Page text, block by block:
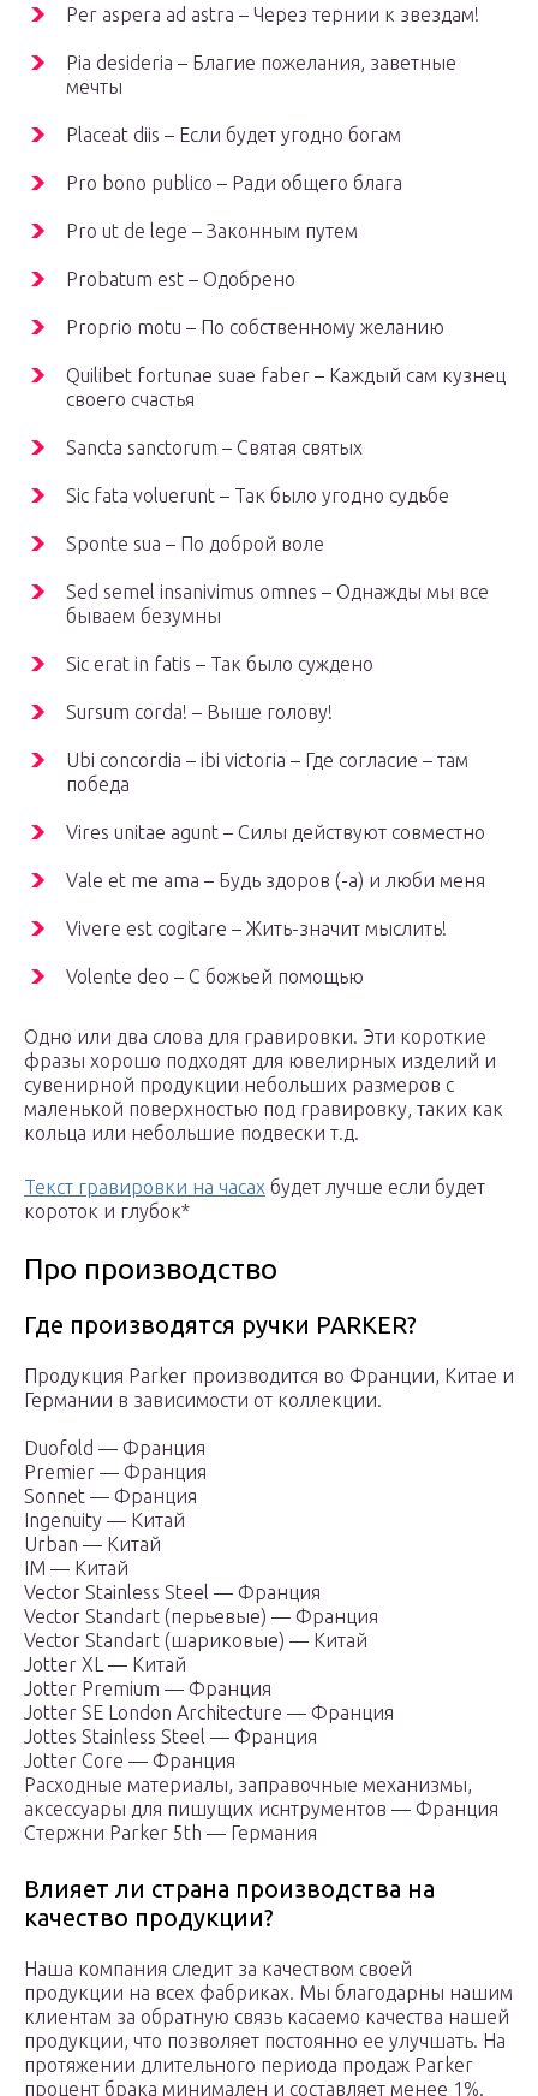
Per aspera ad astra – Через тернии к звездам!
Pia desideria – Благие пожелания, заветные
мечты
Placeat diis – Если будет угодно богам
Pro bono publico – Ради общего блага
Pro ut de lege – Законным путем
Probatum est – Одобрено
Proprio motu – По собственному желанию
Quilibet fortunae suae faber – Каждый сам кузнец
своего счастья
Sancta sanctorum – Святая святых
Sic fata voluerunt – Так было угодно судьбе
Sponte sua – По доброй воле
Sed semel insanivimus omnes – Однажды мы все
бываем безумны
Sic erat in fatis – Так было суждено
Sursum corda! – Выше голову!
Ubi concordia – ibi victoria – Где согласие – там
победа
Vires unitae agunt – Силы действуют совместно
Vale et me ama – Будь здоров (-а) и люби меня
Vivere est cogitare – Жить-значит мыслить!
Volente deo – С божьей помощью
Одно или два слова для гравировки. Эти короткие
фразы хорошо подходят для ювелирных изделий и
сувенирной продукции небольших размеров с
маленькой поверхностью под гравировку, таких как
кольца или небольшие подвески т.д.
Текст гравировки на часах будет лучше если будет
короток и глубок*
Про производство
Где производятся ручки PARKER?
Продукция Parker производится во Франции, Китае и
Германии в зависимости от коллекции.
Duofold — Франция
Premier — Франция
Sonnet — Франция
Ingenuity — Китай
Urban — Китай
IM — Китай
Vector Stainless Steel — Франция
Vector Standart (перьевые) — Франция
Vector Standart (шариковые) — Китай
Jotter XL — Китай
Jotter Premium — Франция
Jotter SE London Architecture — Франция
Jottes Stainless Steel — Франция
Jotter Core — Франция
Расходные материалы, заправочные механизмы,
аксессуары для пишущих иснтрументов — Франция
Стержни Parker 5th — Германия
Влияет ли страна производства на
качество продукции?
Наша компания следит за качеством своей
продукции на всех фабриках. Мы благодарны нашим
клиентам за обратную связь касаемо качества нашей
продукции, что позволяет постоянно ее улучшать. На
протяжении длительного периода продаж Parker
процент брака минимален и составляет менее 1%.